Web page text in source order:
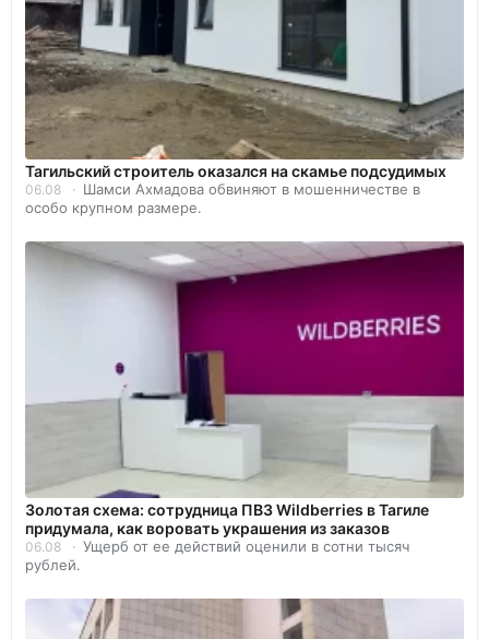
Тагильский строитель оказался на скамье подсудимых
06.08
Шамси Ахмадова обвиняют в мошенничестве в
особо крупном размере.
Золотая схема: сотрудница ПВЗ Wildberries в Тагиле
придумала, как воровать украшения из заказов
06.08
Ущерб от ее действий оценили в сотни тысяч
рублей.